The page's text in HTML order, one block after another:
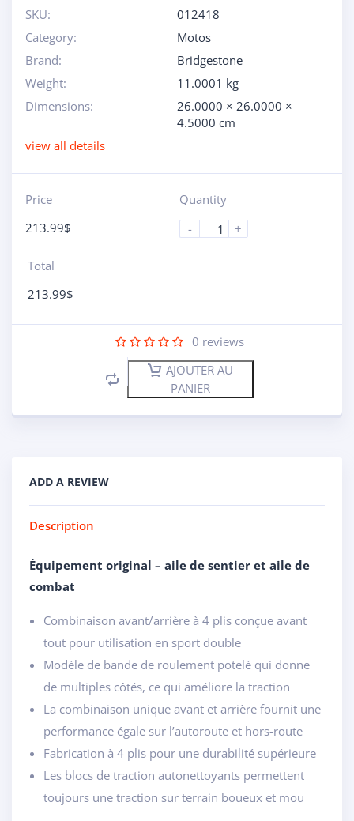
SKU:
012418
Category:
Motos
Brand:
Bridgestone
Weight:
11.0001 kg
Dimensions:
26.0000 × 26.0000 ×
4.5000 cm
view all details
Price
213.99$
Quantity
-
+
Total
213.99$
0 reviews
AJOUTER AU
PANIER
ADD A REVIEW
Description
Équipement original – aile de sentier et aile de
combat
Combinaison avant/arrière à 4 plis conçue avant
tout pour utilisation en sport double
Modèle de bande de roulement potelé qui donne
de multiples côtés, ce qui améliore la traction
La combinaison unique avant et arrière fournit une
performance égale sur l’autoroute et hors-route
Fabrication à 4 plis pour une durabilité supérieure
Les blocs de traction autonettoyants permettent
toujours une traction sur terrain boueux et mou